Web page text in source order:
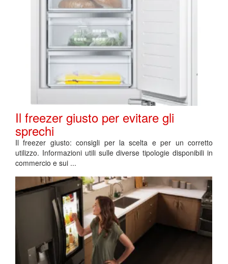
Il freezer giusto per evitare gli
sprechi
Il freezer giusto: consigli per la scelta e per un corretto
utilizzo. Informazioni utili sulle diverse tipologie disponibili in
commercio e sui ...